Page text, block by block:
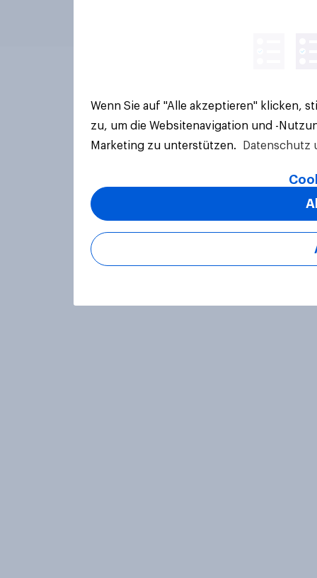
Wenn Sie auf "Alle akzeptieren" klicken,
zu, um die Websitenavigation und -
Marketing zu unterstützen.
Datenschutz